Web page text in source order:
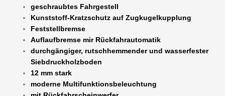
geschraubtes Fahrgestell
Kunststoff-Kratzschutz auf Zugkugelkupplung
Feststellbremse
Auflaufbremse mir Rückfahrautomatik
durchgängiger, rutschhemmender und wasserfester
Siebdruckholzboden
12 mm stark
moderne Multifunktionsbeleuchtung